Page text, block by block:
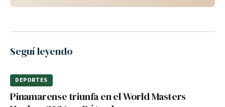
Seguí leyendo
DEPORTES
Pinamarense triunfa en el World Masters